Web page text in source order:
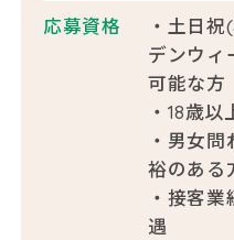
応募資格
・土日
デンウィ
可能な方
・18歳以
・男女
裕のある
・接客
遇